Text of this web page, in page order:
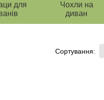
для
Чохли на
диван
Сортування: